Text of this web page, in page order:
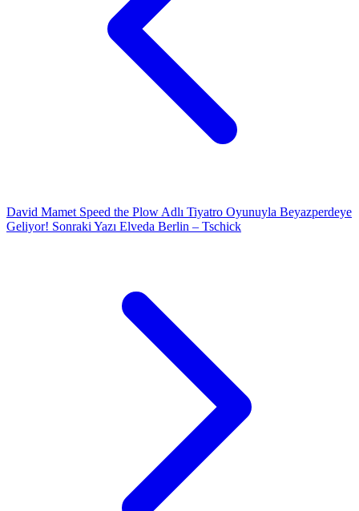
David Mamet Speed the Plow Adlı Tiyatro Oyunuyla Beyazperdeye
Geliyor! Sonraki Yazı Elveda Berlin – Tschick